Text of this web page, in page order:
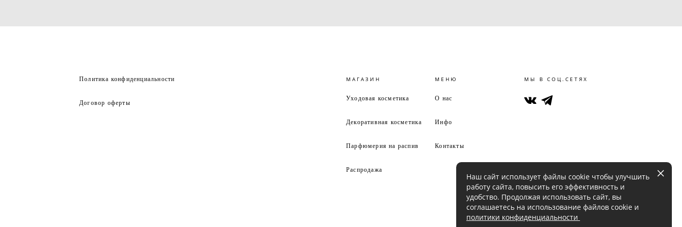
Политика конфиденциальности
Договор оферты
МАГАЗИН
Уходовая косметика
Декоративная косметика
Парфюмерия на распив
Распродажа
МЕНЮ
О нас
Инфо
Контакты
МЫ В СОЦ.СЕТЯХ
Наш сайт использует файлы cookie чтобы улучшить
работу сайта, повысить его эффективность и
удобство. Продолжая использовать сайт, вы
соглашаетесь на использование файлов cookie и
политики конфиденциальности